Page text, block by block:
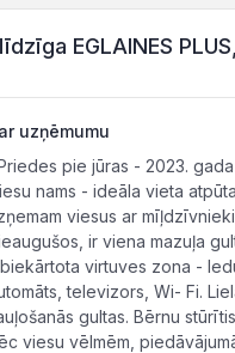
EGLAINES
uzņēmumu
pie jūras - 2023.
nams - ideāla vieta
viesus ar
ir viena mazuļa
virtuves zona -
televizors, Wi- Fi.
gultas. Bērnu
viesu vēlmēm,